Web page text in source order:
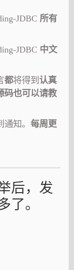
JDBC 所有
JDBC 中文
都将得到 认真
码也可以请教
通知。每周更
后，发
了。